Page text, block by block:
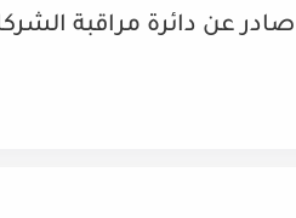
عن دائرة مراقبة